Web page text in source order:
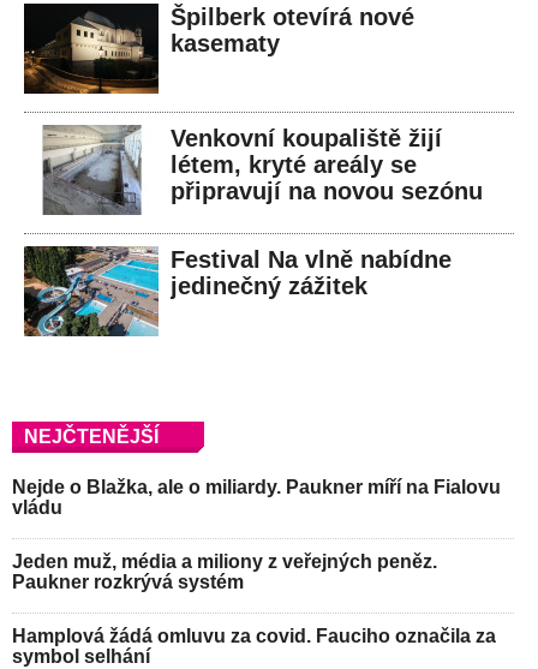
Špilberk otevírá nové
kasematy
Venkovní koupaliště žijí
létem, kryté areály se
připravují na novou sezónu
Festival Na vlně nabídne
jedinečný zážitek
NEJČTENĚJŠÍ
Nejde o Blažka, ale o miliardy. Paukner míří na Fialovu
vládu
Jeden muž, média a miliony z veřejných peněz.
Paukner rozkrývá systém
Hamplová žádá omluvu za covid. Fauciho označila za
symbol selhání